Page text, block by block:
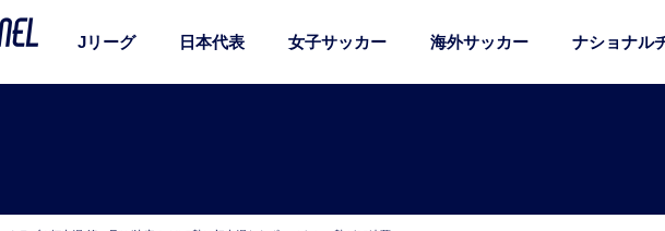
Jリーグ 日本代表 女子サッカー 海外サッカー ナショナル